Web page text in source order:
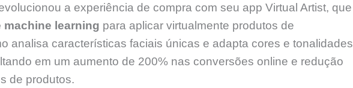
a experiência de compra com seu app Virtual Artist, que
machine learning para aplicar virtualmente produtos de
analisa características faciais únicas e adapta cores e tonalidades
em um aumento de 200% nas conversões online e redução
de produtos.